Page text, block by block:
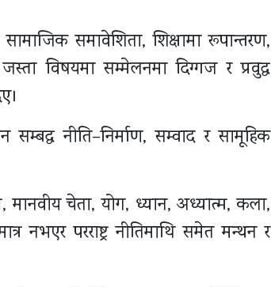
समावेशिता, शिक्षामा रूपान्तरण,
विषयमा सम्मेलनमा दिग्गज र प्रवुद्ध
सम्बद्ध नीति–निर्माण, सम्वाद र सामूहिक
मानवीय चेता, योग, ध्यान, अध्यात्म, कला,
नभएर परराष्ट्र नीतिमाथि समेत मन्थन र